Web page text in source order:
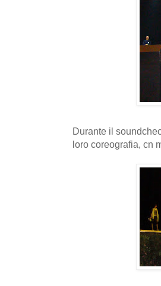
Durante il
loro coreografia, cn